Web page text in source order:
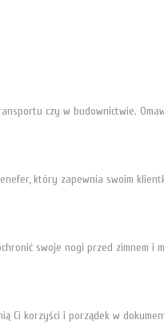
czy w budownictwie.
który zapewnia swoim
swoje nogi przed zimnem i
Ci korzyści i porządek w